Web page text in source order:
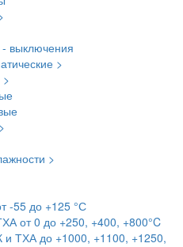
выключения
>
>
-55 до +125 °С
от 0 до +250, +400, +800°C
ТХА до +1000, +1100, +1250,